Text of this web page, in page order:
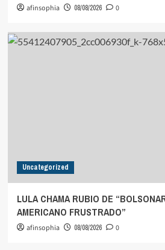
afinsophia 08/08/2026 0
Uncategorized
LULA CHAMA RUBIO DE
AMERICANO FRUSTRADO”
afinsophia 08/08/2026 0